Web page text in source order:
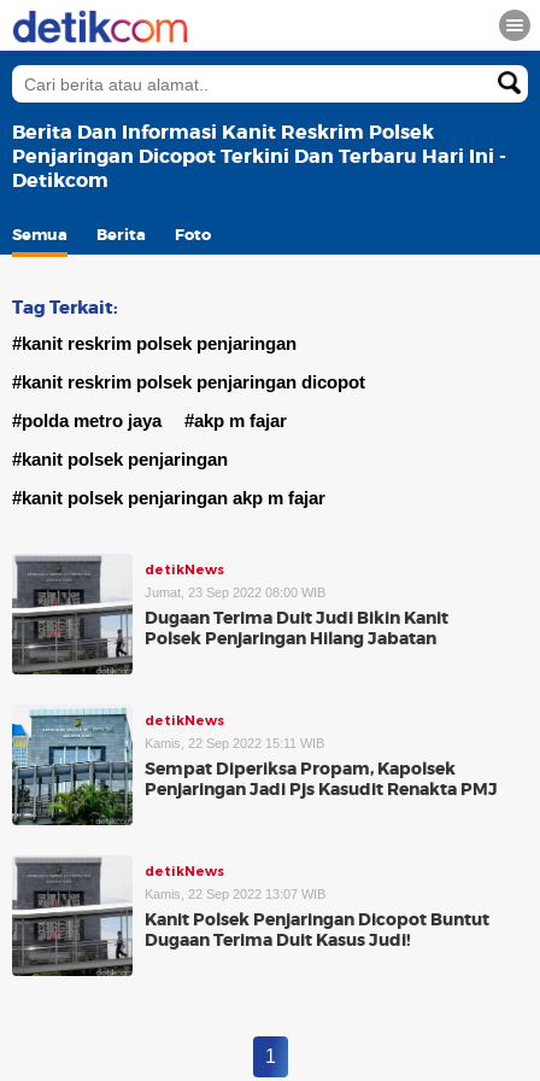
Berita Dan Informasi Kanit Reskrim Polsek
Penjaringan Dicopot Terkini Dan Terbaru Hari Ini -
Detikcom
Semua Berita Foto
Tag Terkait:
#kanit reskrim polsek penjaringan
#kanit reskrim polsek penjaringan dicopot
#polda metro jaya
#akp m fajar
#kanit polsek penjaringan
#kanit polsek penjaringan akp m fajar
detikNews
Jumat, 23 Sep 2022 08:00 WIB
Dugaan Terima Duit Judi Bikin Kanit
Polsek Penjaringan Hilang Jabatan
detikNews
Kamis, 22 Sep 2022 15:11 WIB
Sempat Diperiksa Propam, Kapolsek
Penjaringan Jadi Pjs Kasudit Renakta PMJ
detikNews
Kamis, 22 Sep 2022 13:07 WIB
Kanit Polsek Penjaringan Dicopot Buntut
Dugaan Terima Duit Kasus Judi!
1